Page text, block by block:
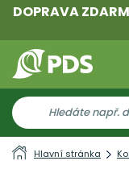
DOPRAVA
Hlavní stránka